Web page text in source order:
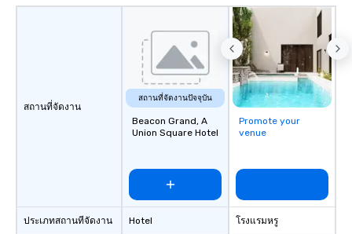
สถานที่จัดงาน
ประเภทสถานที่จัดงาน
สถานที่จัดงานปัจจุบัน
Beacon Grand, A
Union Square Hotel
Hotel
Promote your
venue
โรงแรมหรู